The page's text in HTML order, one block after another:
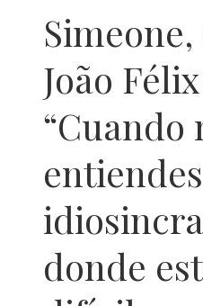
João
“Cuando
donde